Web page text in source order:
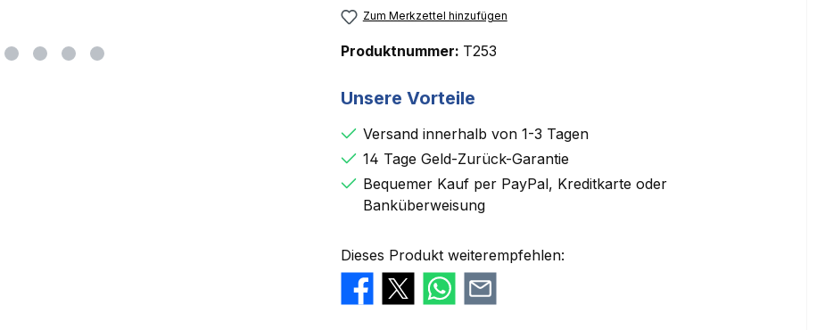
Zum Merkzettel hinzufügen
Produktnummer: T253
Unsere Vorteile
Versand innerhalb von 1-3 Tagen
14 Tage Geld-Zurück-Garantie
Bequemer Kauf per PayPal, Kreditkarte oder
Banküberweisung
Dieses Produkt weiterempfehlen: